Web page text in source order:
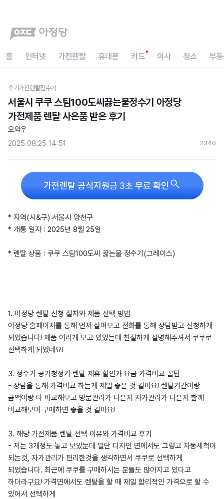
홈 인터넷 가전렌탈 휴대폰 카드 이사 청소 부
후기가전렌탈정수기
서울시 쿠쿠 스팀100도씨끓는물정수기 아정당
가전제품 렌탈 사은품 받은 후기
오와우
2025.08.25 14:51
2340
가전렌탈 공식지원금 3초 무료 확인 
* 지역(시&구) 서울시 양천구
* 개통 일자 : 2025년 8월 25일
* 렌탈 상품 : 쿠쿠 스팀100도씨 끓는물 정수기(그레이스)
1. 아정당 렌탈 신청 절차와 제품 선택 방법
아정당 홈페이지를 통해 먼저 살펴보고 전화를 통해 상담받고 신청하게
되었습니다! 제품 여러개 보고 있었는데 친절하게 설명해주셔서 쿠쿠로
선택하게 되었네요!
3. 정수기 공기청정기 렌탈 제휴 할인과 요금 가격비교 꿀팁
- 상담을 통해 가격비교 하는게 제일 좋은 것 같아요! 렌탈기간이랑
금액이랑 다 비교해보고 방문관리가 나은지 자가관리가 나은지 함께
비교해보며 구매하면 좋을 것 같아요!
3. 해당 가전제품 렌탈 선택 이유와 가격비교 후기
- 저는 3개정도 놓고 보았눈데 일단 디자인 면에서도 그렇고 자동세척이
되는것, 자가관리가 편리한것을 생각하면서 쿠쿠로 선택하게
되었습니다. 최근에 쿠쿠를 구매하시는 분들도 많아지고 있다고
하더라구요! 가격면에서도 렌탈을 할 때 제일 합리적인 가격으로 할 수
있어서 선택하게